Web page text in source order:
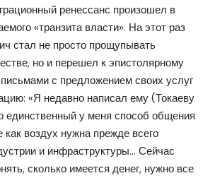
ренессанс произошел в
«транзита власти». На этот раз
стал не просто прощупывать
но и перешел к эпистолярному
с предложением своих услуг
«Я недавно написал ему (Токаеву
единственный у меня способ общения
воздух нужна прежде всего
и инфраструктуры… Сейчас
сколько имеется денег, нужно все